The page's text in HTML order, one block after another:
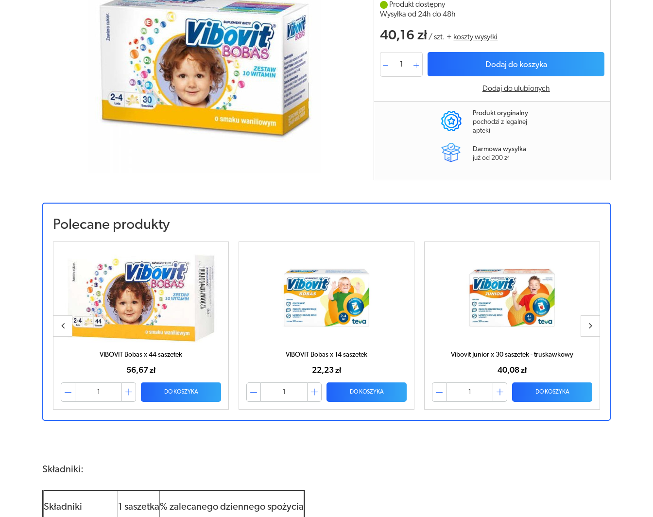
Produkt dostępny
Wysyłka od 24h do 48h
40,16 zł /szt. + koszty wysyłki
Dodaj do koszyka
Dodaj do ulubionych
Produkt oryginalny
pochodzi z legalnej
apteki
Darmowa wysyłka
już od 200 zł
Polecane produkty
VIBOVIT Bobas x 44 saszetek
56,67 zł
DO KOSZYKA
VIBOVIT Bobas x 14 saszetek
22,23 zł
DO KOSZYKA
Vibovit Junior x 30 saszetek - truskawkowy
40,08 zł
DO KOSZYKA
Składniki:
Składniki 1 saszetka% zalecanego dziennego spożycia